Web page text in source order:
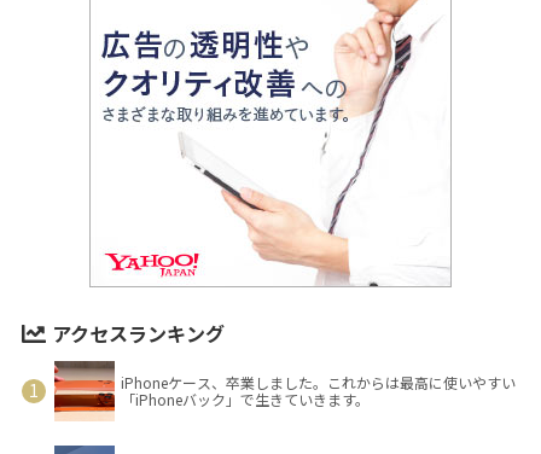
アクセスランキング
iPhoneケース、卒業しました。これからは最高に使いやすい
「iPhoneバック」で生きていきます。